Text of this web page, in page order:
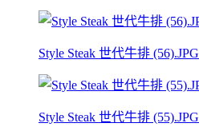
Style Steak 世代牛排 (56).JPG
Style Steak 世代牛排 (55).JPG